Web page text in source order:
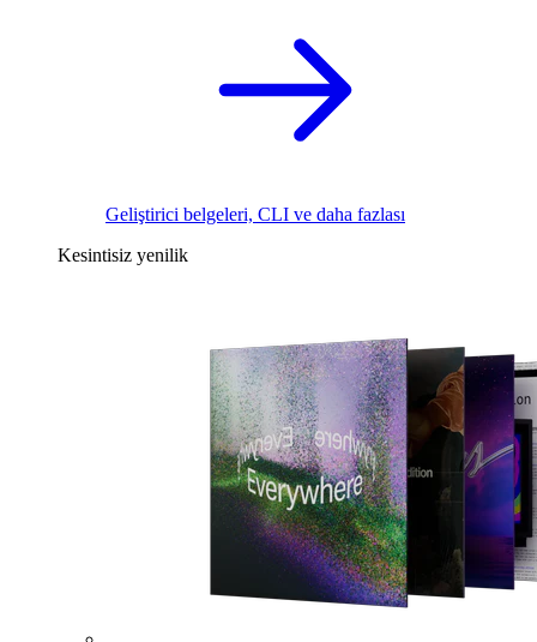
Geliştirici belgeleri, CLI ve daha fazlası
Kesintisiz yenilik